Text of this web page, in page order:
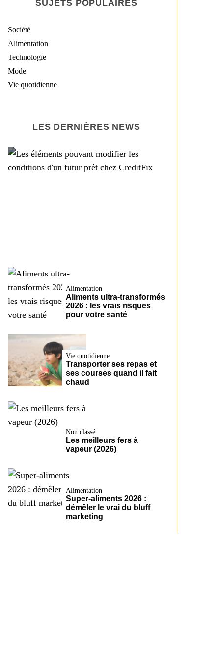
SUJETS POPULAIRES
Société
Alimentation
Technologie
Mode
Vie quotidienne
LES DERNIÈRES NEWS
Société
Alimentation
Aliments ultra-transformés
2026 : les vrais risques
pour votre santé
Vie quotidienne
Transporter ses repas et
ses courses quand il fait
chaud
Non classé
Les meilleurs fers à
vapeur (2026)
Alimentation
Super-aliments 2026 :
démêler le vrai du bluff
marketing